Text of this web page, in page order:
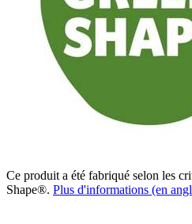
Ce produit a été fabriqué selon les
Shape®. Plus d'informations (en